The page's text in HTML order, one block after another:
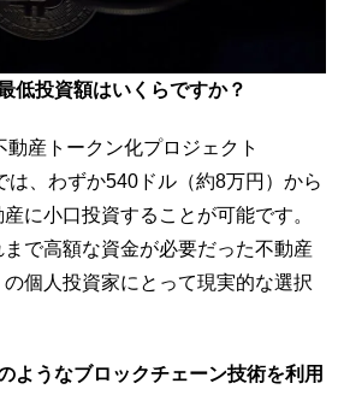
低投資額はいくらですか？
動産トークン化プロジェクト
は、わずか540ドル（約8万円）から
に小口投資することが可能です。
で高額な資金が必要だった不動産
個人投資家にとって現実的な選択
ようなブロックチェーン技術を利用